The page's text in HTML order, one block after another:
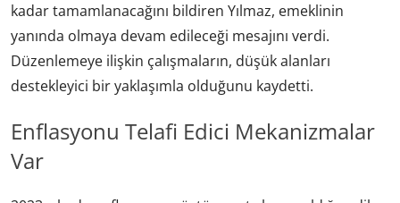
kadar tamamlanacağını bildiren Yılmaz, emeklinin
yanında olmaya devam edileceği mesajını verdi.
Düzenlemeye ilişkin çalışmaların, düşük alanları
destekleyici bir yaklaşımla olduğunu kaydetti.
Enflasyonu Telafi Edici Mekanizmalar
Var